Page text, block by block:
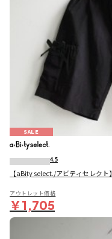
SALE
4.5
【aBity select./アビティセレク
アウトレット価格
￥1,705